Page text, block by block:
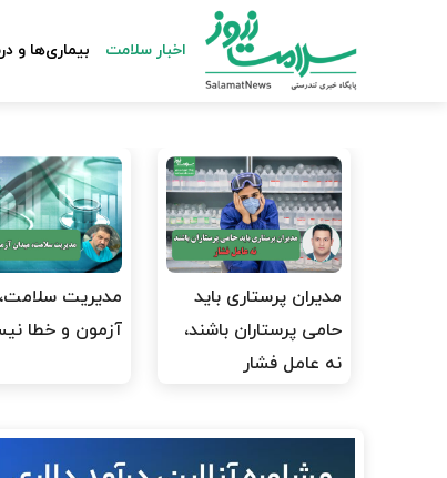
اخبار سلامت بیماری‌ها و
مدیران پرستاری باید
حامی پرستاران باشند،
نه عامل فشار
مدیریت
آزمون و خطا